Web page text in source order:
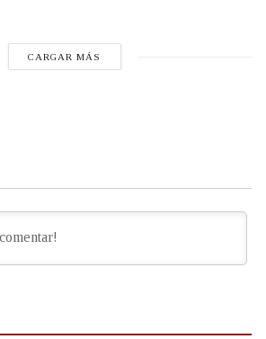
CARGAR MÁS